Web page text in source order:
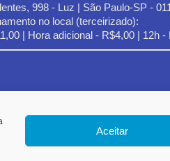
Aceitar
998 - Luz | São Paulo-SP -
no local (terceirizado):
| Hora adicional - R$4,00 | 12h -
6º da LGPD e, em especial, ao Princípio
de tratamento prevista no inciso IX do